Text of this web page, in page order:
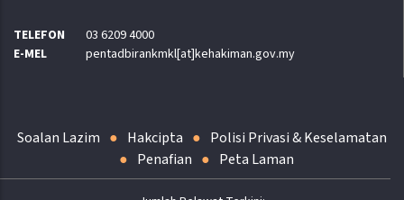
TELEFON
03 6209 4000
E-MEL
pentadbirankmkl[at]kehakiman.gov.my
Soalan Lazim Hakcipta
Polisi Privasi & Keselamatan
Penafian
Peta Laman